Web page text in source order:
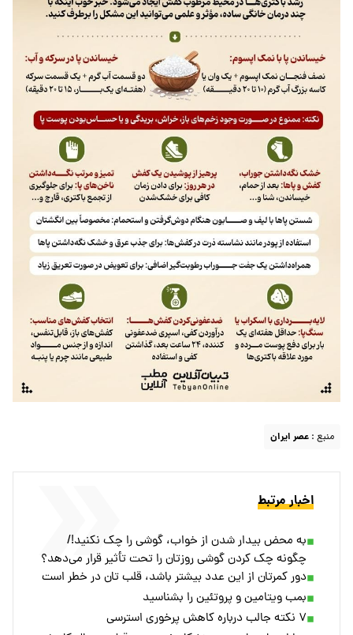
منبع : عصر ایران
اخبار مرتبط
به محض بیدار شدن از خواب، گوشی را چک نکنید!/
چگونه چک کردن گوشی روزتان را تحت تأثیر قرار می‌دهد؟
دور کمرتان از این عدد بیشتر باشد، قلب تان در خطر است
بمب ویتامین و پروتئین را بشناسید
۷ نکته جالب درباره کاهش پرخوری استرسی